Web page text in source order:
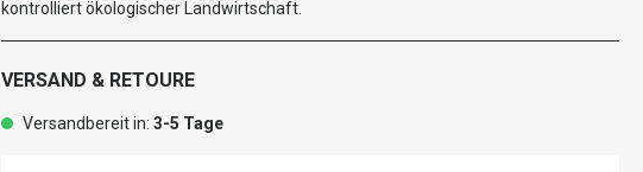
kontrolliert ökologischer Landwirtschaft.
VERSAND & RETOURE
Versandbereit in: 3-5 Tage